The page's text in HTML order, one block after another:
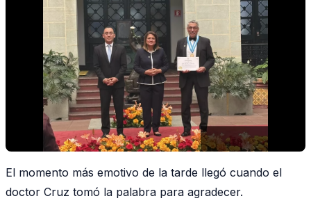
El momento más emotivo de la tarde llegó cuando el
doctor Cruz tomó la palabra para agradecer.